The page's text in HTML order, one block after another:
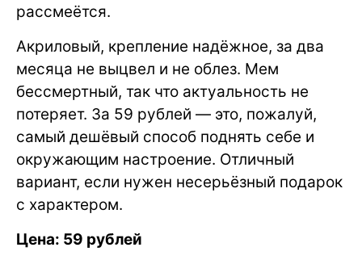
рассмеётся.
Акриловый, крепление надёжное, за два
месяца не выцвел и не облез. Мем
бессмертный, так что актуальность не
потеряет. За 59 рублей — это, пожалуй,
самый дешёвый способ поднять себе и
окружающим настроение. Отличный
вариант, если нужен несерьёзный подарок
с характером.
Цена: 59 рублей